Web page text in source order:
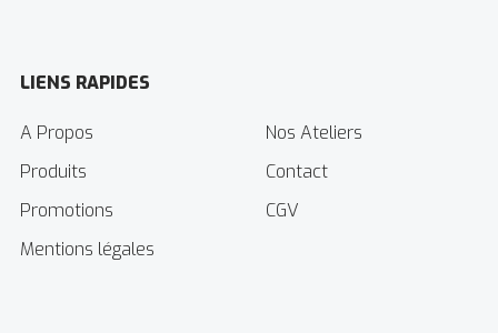
LIENS RAPIDES
A Propos
Nos Ateliers
Produits
Contact
Promotions
CGV
Mentions légales